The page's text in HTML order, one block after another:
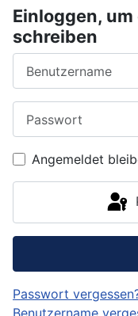
Einloggen,
schreiben
Angemeldet
Passwort